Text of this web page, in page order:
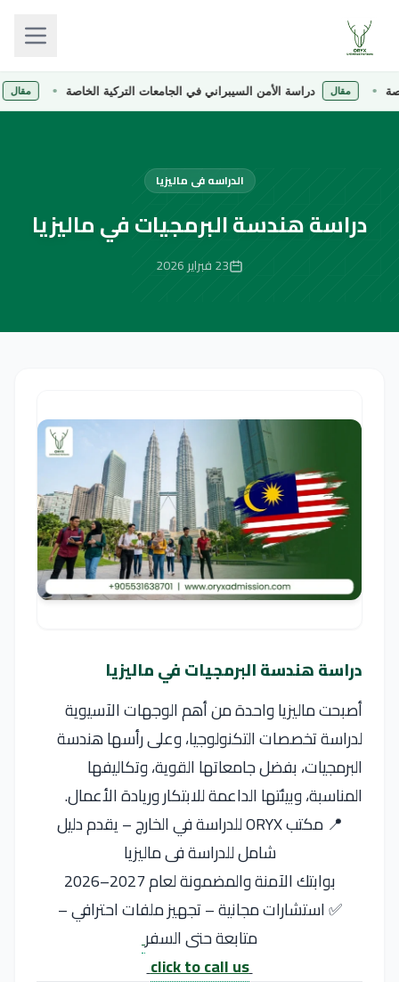
مقال دراسة الأمن السيبراني في الجامعات التركية الخاصة مقال
الدراسه فى ماليزيا
دراسة هندسة البرمجيات في ماليزيا
23 فبراير 2026
دراسة هندسة البرمجيات في ماليزيا
أصبحت ماليزيا واحدة من أهم الوجهات الآسيوية
لدراسة تخصصات التكنولوجيا، وعلى رأسها هندسة
البرمجيات، بفضل جامعاتها القوية، وتكاليفها
المناسبة، وبيئتها الداعمة للابتكار وريادة الأعمال.
📍 مكتب ORYX للدراسة في الخارج – يقدم دليل
شامل للدراسة فى ماليزيا
بوابتك الآمنة والمضمونة لعام 2027–2026
✅ استشارات مجانية – تجهيز ملفات احترافي –
متابعة حتى السفر
click to call us